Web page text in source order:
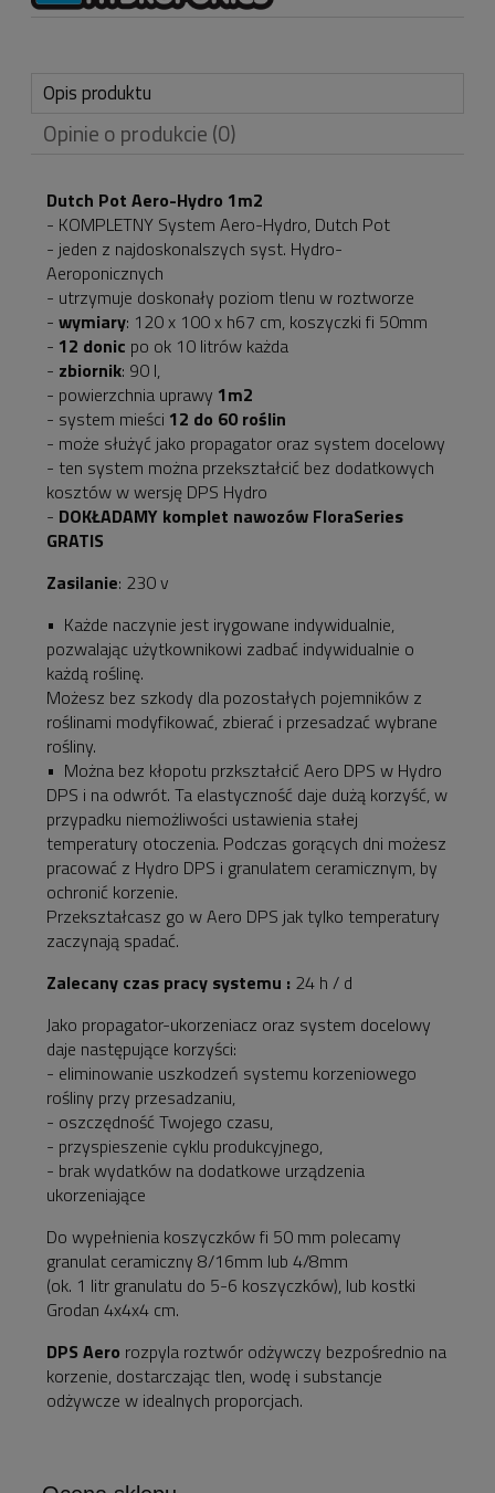
Opis produktu
Opinie o produkcie (0)
Dutch Pot Aero-Hydro 1m2
- KOMPLETNY System Aero-Hydro, Dutch Pot
- jeden z najdoskonalszych syst. Hydro-
Aeroponicznych
- utrzymuje doskonały poziom tlenu w roztworze
- wymiary: 120 x 100 x h67 cm, koszyczki fi 50mm
- 12 donic po ok 10 litrów każda
- zbiornik: 90 l,
- powierzchnia uprawy 1m2
- system mieści 12 do 60 roślin
- może służyć jako propagator oraz system docelowy
- ten system można przekształcić bez dodatkowych
kosztów w wersję DPS Hydro
- DOKŁADAMY komplet nawozów FloraSeries
GRATIS
Zasilanie: 230 v
• Każde naczynie jest irygowane indywidualnie,
pozwalając użytkownikowi zadbać indywidualnie o
każdą roślinę.
Możesz bez szkody dla pozostałych pojemników z
roślinami modyfikować, zbierać i przesadzać wybrane
rośliny.
• Można bez kłopotu przkształcić Aero DPS w Hydro
DPS i na odwrót. Ta elastyczność daje dużą korzyść, w
przypadku niemożliwości ustawienia stałej
temperatury otoczenia. Podczas gorących dni możesz
pracować z Hydro DPS i granulatem ceramicznym, by
ochronić korzenie.
Przekształcasz go w Aero DPS jak tylko temperatury
zaczynają spadać.
Zalecany czas pracy systemu : 24 h / d
Jako propagator-ukorzeniacz oraz system docelowy
daje następujące korzyści:
- eliminowanie uszkodzeń systemu korzeniowego
rośliny przy przesadzaniu,
- oszczędność Twojego czasu,
- przyspieszenie cyklu produkcyjnego,
- brak wydatków na dodatkowe urządzenia
ukorzeniające
Do wypełnienia koszyczków fi 50 mm polecamy
granulat ceramiczny 8/16mm lub 4/8mm
(ok. 1 litr granulatu do 5-6 koszyczków), lub kostki
Grodan 4x4x4 cm.
DPS Aero rozpyla roztwór odżywczy bezpośrednio na
korzenie, dostarczając tlen, wodę i substancje
odżywcze w idealnych proporcjach.